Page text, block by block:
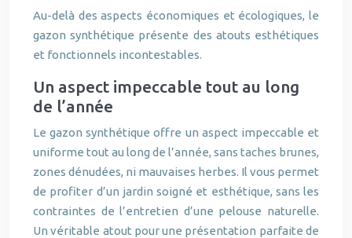
Au-delà des aspects économiques et écologiques, le
gazon synthétique présente des atouts esthétiques
et fonctionnels incontestables.
Un aspect impeccable tout au long
de l’année
Le gazon synthétique offre un aspect impeccable et
uniforme tout au long de l’année, sans taches brunes,
zones dénudées, ni mauvaises herbes. Il vous permet
de profiter d’un jardin soigné et esthétique, sans les
contraintes de l’entretien d’une pelouse naturelle.
Un véritable atout pour une présentation parfaite de